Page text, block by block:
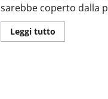
sarebbe coperto dalla
Leggi tutto